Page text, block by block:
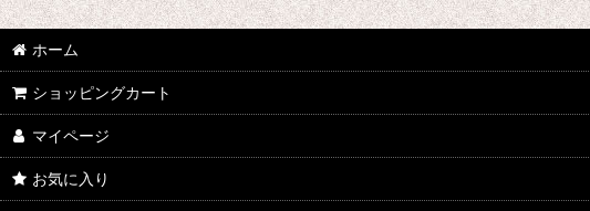
ホーム
ショッピングカート
マイページ
お気に入り